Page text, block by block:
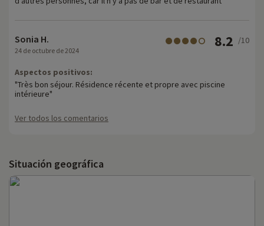
Sonia H.
24 de octubre de 2024
8.2 /10
Aspectos positivos:
"Très bon séjour. Résidence récente et propre avec piscine
intérieure"
Ver todos los comentarios
Situación geográfica